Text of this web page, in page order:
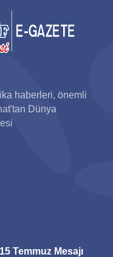
haberleri, önemli
Dünya
Temmuz Mesajı